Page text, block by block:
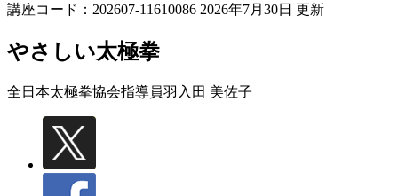
講座コード：202607-11610086 2026年7月30日 更新
やさしい太極拳
全日本太極拳協会指導員羽入田 美佐子